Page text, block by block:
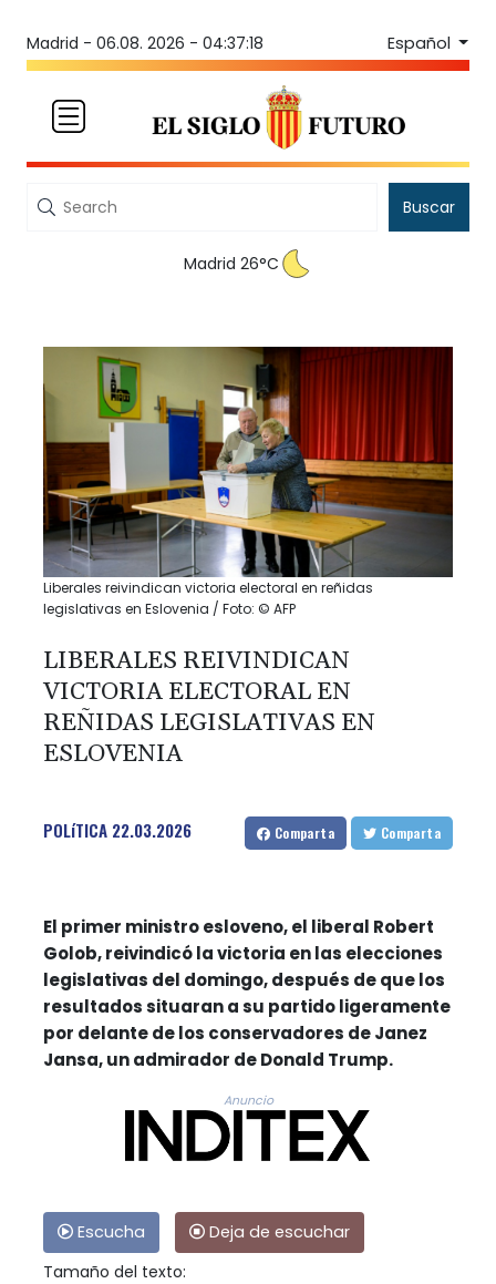
Madrid - 06.08. 2026 - 04:37:18 Español
Buscar
Madrid 26°C
Liberales reivindican victoria electoral en reñidas
legislativas en Eslovenia / Foto: © AFP
LIBERALES REIVINDICAN
VICTORIA ELECTORAL EN
REÑIDAS LEGISLATIVAS EN
ESLOVENIA
POLíTICA 22.03.2026 Comparta Comparta
El primer ministro esloveno, el liberal Robert
Golob, reivindicó la victoria en las elecciones
legislativas del domingo, después de que los
resultados situaran a su partido ligeramente
por delante de los conservadores de Janez
Jansa, un admirador de Donald Trump.
Anuncio
Escucha
Deja de escuchar
Tamaño del texto: